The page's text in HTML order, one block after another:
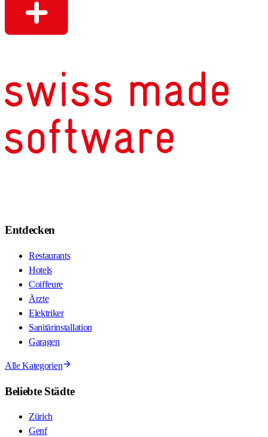
Entdecken
Restaurants
Hotels
Coiffeure
Ärzte
Elektriker
Sanitärinstallation
Garagen
Alle Kategorien
Beliebte Städte
Zürich
Genf